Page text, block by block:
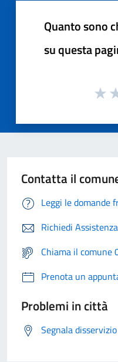
Quanto sono
su questa
Contatta il
Leggi le domande
Richiedi Assistenza
Chiama il comune
Prenota un
Problemi in città
Segnala disservizio